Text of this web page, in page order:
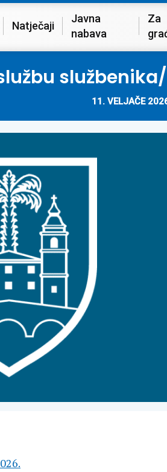
Natječaji
Javna
nabava
Za
11. VELJAČE